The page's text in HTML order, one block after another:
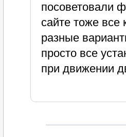
посоветовали
сайте тоже все
разные
просто все
при движении